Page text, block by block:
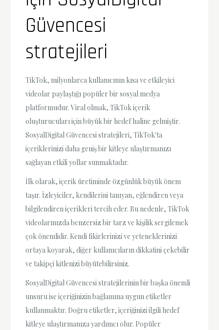
Güvencesi
stratejileri
TikTok, milyonlarca kullanıcının kısa ve etkileyici
videolar paylaştığı popüler bir sosyal medya
platformudur. Viral olmak, TikTok içerik
oluşturucuları için büyük bir hedef haline gelmiştir.
SosyalDigital Güvencesi stratejileri, TikTok'ta
içeriklerinizi daha geniş bir kitleye ulaştırmanızı
sağlayan etkili yollar sunmaktadır.
İlk olarak, içerik üretiminde özgünlük büyük önem
taşır. İzleyiciler, kendilerini tanıyan, eğlendiren veya
bilgilendiren içerikleri tercih eder. Bu nedenle, TikTok
videolarınızda benzersiz bir tarz ve kişilik sergilemek
çok önemlidir. Kendi fikirlerinizi ve yeteneklerinizi
ortaya koyarak, diğer kullanıcıların dikkatini çekebilir
ve takipçi kitlenizi büyütebilirsiniz.
SosyalDigital Güvencesi stratejilerinin bir başka önemli
unsuru ise içeriğinizin bağlamına uygun etiketler
kullanmaktır. Doğru etiketler, içeriğinizi ilgili hedef
kitleye ulaştırmanıza yardımcı olur. Popüler